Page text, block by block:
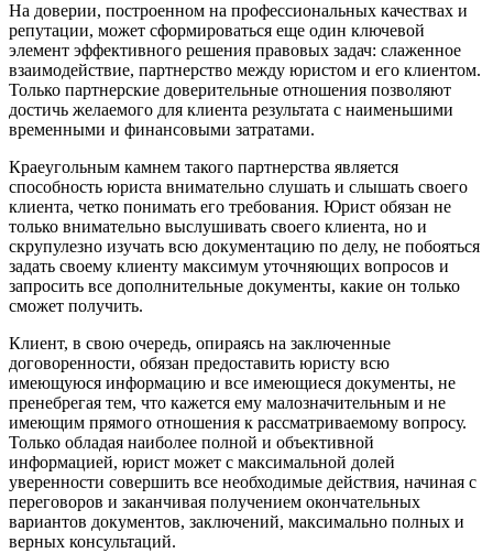
На доверии, построенном на профессиональных качествах и
репутации, может сформироваться еще один ключевой
элемент эффективного решения правовых задач: слаженное
взаимодействие, партнерство между юристом и его клиентом.
Только партнерские доверительные отношения позволяют
достичь желаемого для клиента результата с наименьшими
временными и финансовыми затратами.
Краеугольным камнем такого партнерства является
способность юриста внимательно слушать и слышать своего
клиента, четко понимать его требования. Юрист обязан не
только внимательно выслушивать своего клиента, но и
скрупулезно изучать всю документацию по делу, не побояться
задать своему клиенту максимум уточняющих вопросов и
запросить все дополнительные документы, какие он только
сможет получить.
Клиент, в свою очередь, опираясь на заключенные
договоренности, обязан предоставить юристу всю
имеющуюся информацию и все имеющиеся документы, не
пренебрегая тем, что кажется ему малозначительным и не
имеющим прямого отношения к рассматриваемому вопросу.
Только обладая наиболее полной и объективной
информацией, юрист может с максимальной долей
уверенности совершить все необходимые действия, начиная с
переговоров и заканчивая получением окончательных
вариантов документов, заключений, максимально полных и
верных консультаций.